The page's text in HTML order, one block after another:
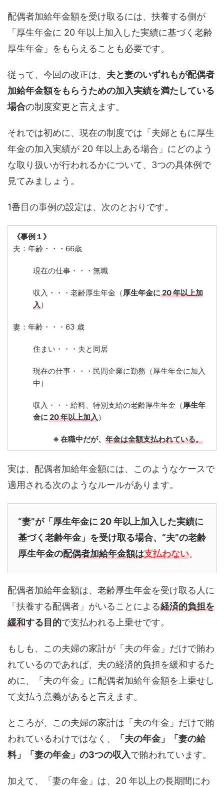
配偶者加給年金額を受け取るには、扶養する側が
「厚生年金に 20 年以上加入した実績に基づく老齢
厚生年金」をもらえることも必要です。
従って、今回の改正は、 夫と妻のいずれもが配偶者
加給年金額をもらうための加入実績を満たしている
場合の制度変更と言えます。
それでは初めに、現在の制度では「夫婦ともに厚生
年金の加入実績が 20 年以上ある場合」にどのよう
な取り扱いが行われるかについて、3つの具体例で
見てみましょう。
1番目の事例の設定は、次のとおりです。
《事例１》
夫：年齢・・・66歳
現在の仕事・・・無職
収入・・・老齢厚生年金（厚生年金に20 年以上加
入）
妻：年齢・・・63 歳
住まい・・・夫と同居
現在の仕事・・・民間企業に勤務（厚生年金に加入
中）
収入・・・給料、特別支給の老齢厚生年金（厚生年
金に20 年以上加入）
※ 在職中だが、 年金は全額支払われている。
実は、配偶者加給年金額には、このようなケースで
適用される次のようなルールがあります。
“妻”が「厚生年金に 20 年以上加入した実績に
基づく老齢年金」を受け取る場合、 “夫”の老齢
厚生年金の配偶者加給年金額は支払わない。
配偶者加給年金額は、老齢厚生年金を受け取る人に
「扶養する配偶者」がいることによる経済的負担を
緩和する目的で支払われる上乗せです。
もしも、この夫婦の家計が「夫の年金」だけで賄わ
れているのであれば、夫の経済的負担を緩和するた
めに、「夫の年金」に配偶者加給年金額を上乗せし
て支払う意義があると言えます。
ところが、この夫婦の家計は「夫の年金」だけで賄
われているわけではなく、
「夫の年金」「妻の給
料」「妻の年金」の3つの収入で賄われています。
加えて、「妻の年金」は、20 年以上の長期間にわ